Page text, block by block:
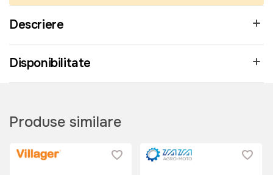
Descriere
Disponibilitate
Produse similare